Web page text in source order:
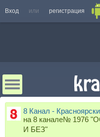
Вход или регистрация
8 Канал -
на 8 канале№
И БЕЗ"